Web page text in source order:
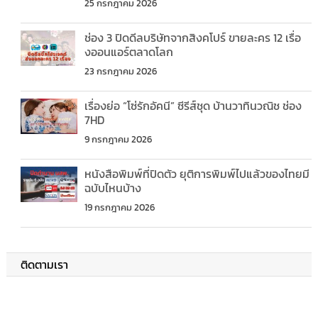
25 กรกฎาคม 2026
ช่อง 3 ปิดดีลบริษัทจากสิงคโปร์ ขายละคร 12 เรื่อ
งออนแอร์ตลาดโลก
23 กรกฎาคม 2026
เรื่องย่อ “โซ่รักอัคนี” ซีรีส์ชุด บ้านวาทินวณิช ช่อง
7HD
9 กรกฎาคม 2026
หนังสือพิมพ์ที่ปิดตัว ยุติการพิมพ์ไปแล้วของไทยมี
ฉบับไหนบ้าง
19 กรกฎาคม 2026
ติดตามเรา